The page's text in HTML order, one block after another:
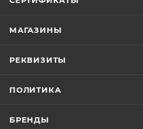
МАГАЗИНЫ
РЕКВИЗИТЫ
ПОЛИТИКА
БРЕНДЫ